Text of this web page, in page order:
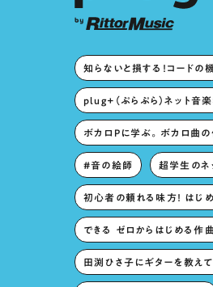
知らないと損する！コード
plug+（ぷらぷら）ネット音楽
ボカロPに学ぶ。ボカロ曲の
#音の絵師 超学生のネ
初心者の頼れる味方！ はじ
できる ゼロからはじめる作
田渕ひさ子にギターを教えて